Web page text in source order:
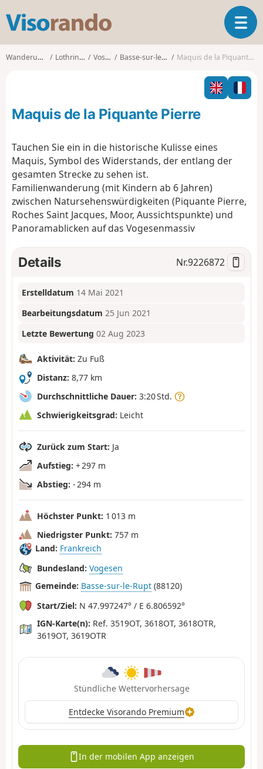
s
o
o
T
o
l
n
o
Wanderungen Lothringen Vosges Basse-sur-le-Rupt Maquis de la Piquante Pierre
Maquis de la Piquante Pierre
Tauchen Sie ein in die historische Kulisse eines
Maquis, Symbol des Widerstands, der entlang der
gesamten Strecke zu sehen ist.
Familienwanderung (mit Kindern ab 6 Jahren)
zwischen Natursehenswürdigkeiten (Piquante Pierre,
Roches Saint Jacques, Moor, Aussichtspunkte) und
Panoramablicken auf das Vogesenmassiv
Details Nr.9226872
Erstelldatum 14 Mai 2021
Bearbeitungsdatum 25 Jun 2021
Letzte Bewertung 02 Aug 2023
Aktivität: Zu Fuß
Distanz: 8,77 km
Durchschnittliche Dauer: 3:20 Std.
Schwierigkeitsgrad: Leicht
Zurück zum Start: Ja
Aufstieg: + 297 m
Abstieg: - 294 m
Höchster Punkt: 1 013 m
Niedrigster Punkt: 757 m
Land: Frankreich
Bundesland: Vogesen
Gemeinde: Basse-sur-le-Rupt (88120)
Start/Ziel: N 47.997247° / E 6.806592°
IGN-Karte(n): Ref. 3519OT, 3618OT, 3618OTR,
3619OT, 3619OTR
Stündliche Wettervorhersage
Entdecke Visorando Premium
In der mobilen App anzeigen